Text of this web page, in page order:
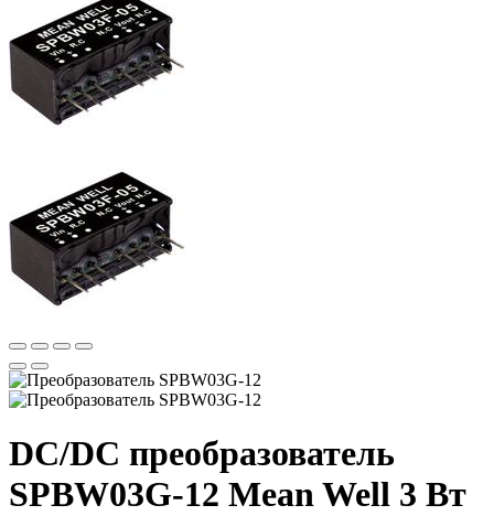
DC/DC преобразователь
SPBW03G-12 Mean Well 3 Вт